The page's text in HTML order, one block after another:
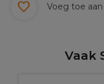
Voeg toe
Vaak